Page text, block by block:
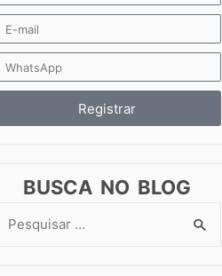
Registrar
BUSCA NO BLOG
Search